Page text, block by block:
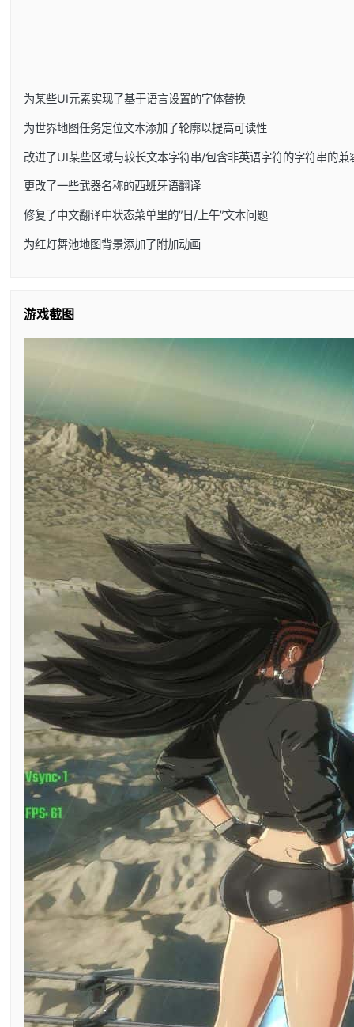
为某些UI元素实现了基于语言设置的字体替换
为世界地图任务定位文本添加了轮廓以提高可读性
改进了UI某些区域与较长文本字符串/包含非英语字符的字符串的兼
更改了一些武器名称的西班牙语翻译
修复了中文翻译中状态菜单里的”日/上午”文本问题
为红灯舞池地图背景添加了附加动画
游戏截图